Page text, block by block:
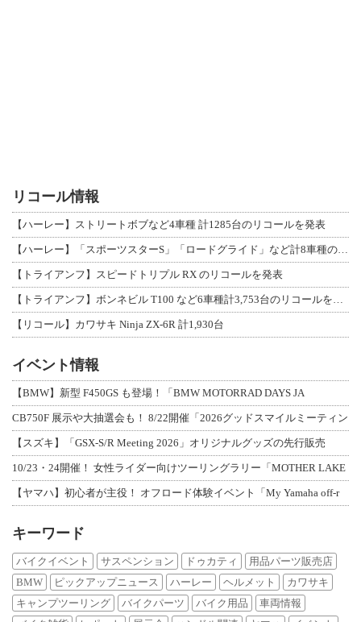
リコール情報
【ハーレー】ストリートボブなど4車種 計1285台のリコールを発表
【トライアンフ】スピードトリプル RX のリコールを発表
【リコール】カワサキ Ninja ZX-6R 計1,930台
イベント情報
【BMW】新型 F450GS も登場！「BMW MOTORRAD DAYS JA
CB750F 展示や大抽選会も！ 8/22開催「2026グッドスマイルミーティン
【スズキ】「GSX-S/R Meeting 2026」オリジナルグッズの先行販売
10/23・24開催！ 女性ライダー向けツーリングラリー「MOTHER LAKE
【ヤマハ】初心者が主役！ オフロード体験イベント「My Yamaha off-r
キーワード
バイクイベント サスペンション ドゥカティ
用品パーツ販売店
BMW
ピックアップニュース ハーレー ヘルメット
カワサキ
キャンプツーリング
バイクパーツ バイク用品
車両情報